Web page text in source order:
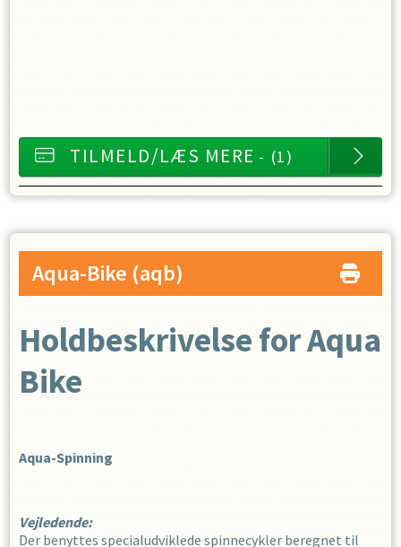
TILMELD/LÆS MERE - (1)
Aqua-Bike (aqb)
Holdbeskrivelse for Aqua
Bike
Aqua-Spinning
Vejledende:
Der benyttes specialudviklede spinnecykler beregnet til